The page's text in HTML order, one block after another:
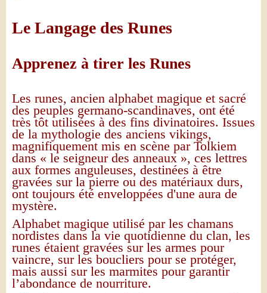
Le Langage des Runes
Apprenez à tirer les Runes
Les runes, ancien alphabet magique et sacré
des peuples germano-scandinaves, ont été
très tôt utilisées à des fins divinatoires. Issues
de la mythologie des anciens vikings,
magnifiquement mis en scène par Tolkiem
dans « le seigneur des anneaux », ces lettres
aux formes anguleuses, destinées à être
gravées sur la pierre ou des matériaux durs,
ont toujours été enveloppées d'une aura de
mystère.
Alphabet magique utilisé par les chamans
nordistes dans la vie quotidienne du clan, les
runes étaient gravées sur les armes pour
vaincre, sur les boucliers pour se protéger,
mais aussi sur les marmites pour garantir
l’abondance de nourriture.